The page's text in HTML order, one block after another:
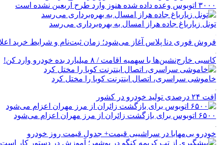
۳۰۰۰ اتوبوس وعده داده شده هنوز وارد طرح اربعین نشده است
تونل زیارباغ جاده هراز امسال به بهره‌برداری می‌رسد
فروش فوری دنا پلاس آغاز می‌شود؛ زمان ثبت‌نام و شرایط خرید
کاسبی خارج‌نشین‌ها با سهمیه اقامت / ۸ میلیارد بده خودرو وارد کن!
خاموشی سراسری، اتصال اینترنت کوبا را مختل کرد
افت ۲۴ درصدی تولید خودرو در کشور
۶۵۰۰ اتوبوس برای بازگشت زائران از مرز مهران اعزام می‌شود
خودرو بی‌مهابا در سراشیبی قیمت+ جدول قیمت روز خودرو